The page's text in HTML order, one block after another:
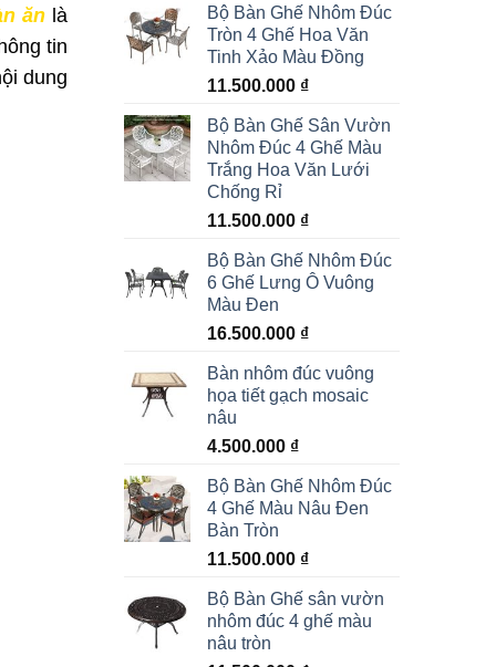
ănlà
tin
dung
Bộ Bàn Ghế Nhôm Đúc
Tròn 4 Ghế Hoa Văn
Tinh Xảo Màu Đồng
11.500.000 ₫
Bộ Bàn Ghế Sân Vườn
Nhôm Đúc 4 Ghế Màu
Trắng Hoa Văn Lưới
Chống Rỉ
11.500.000 ₫
Bộ Bàn Ghế Nhôm Đúc
6 Ghế Lưng Ô Vuông
Màu Đen
16.500.000 ₫
Bàn nhôm đúc vuông
họa tiết gạch mosaic
nâu
4.500.000 ₫
Bộ Bàn Ghế Nhôm Đúc
4 Ghế Màu Nâu Đen
Bàn Tròn
11.500.000 ₫
Bộ Bàn Ghế sân vườn
nhôm đúc 4 ghế màu
nâu tròn